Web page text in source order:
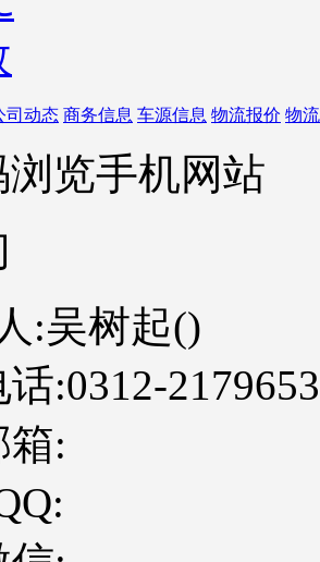
司动态 商务信息 车源信息 物流报价 物
览手机网站
:吴树起()
话:0312-
箱: